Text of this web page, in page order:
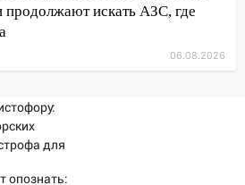
предложили отменить
шахматистка
выиграла два
продолжают искать АЗС, где
06.08.2026
для
опознать: